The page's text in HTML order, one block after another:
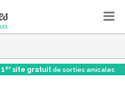
1er site gratuit de sorties amicales